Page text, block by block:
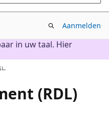
Aanmelden
in uw taal. Hier
(RDL)